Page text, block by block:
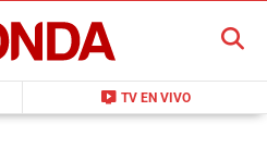
live_tv TV EN VIVO
BUSCAR